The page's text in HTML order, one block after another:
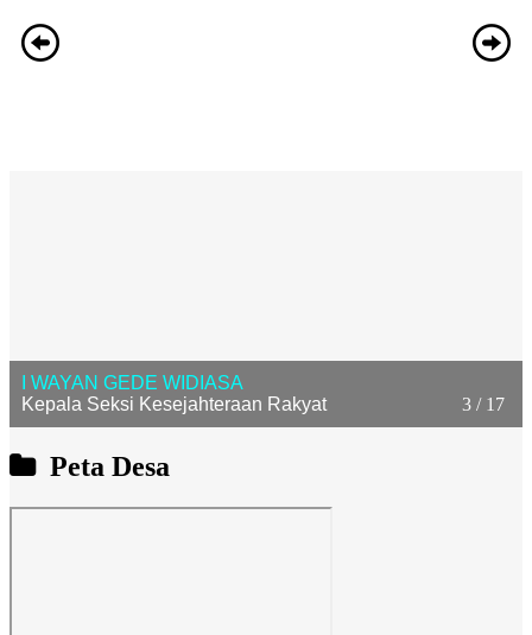
3 / 17
Kepala Seksi Kesejahteraan Rakyat
Peta Desa